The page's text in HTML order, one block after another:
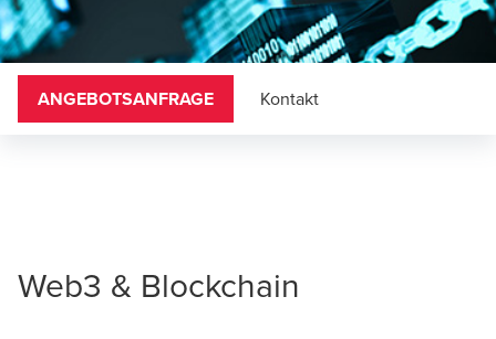
ANGEBOTSANFRAGE Kontakt
Web3 & Blockchain